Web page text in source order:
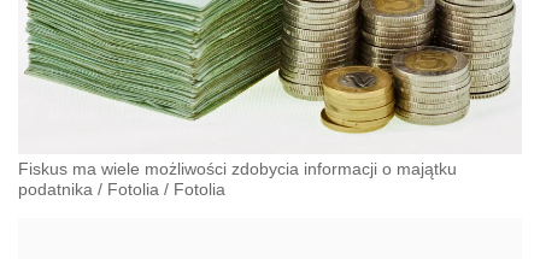
Fiskus ma wiele możliwości zdobycia informacji o majątku
podatnika / Fotolia / Fotolia